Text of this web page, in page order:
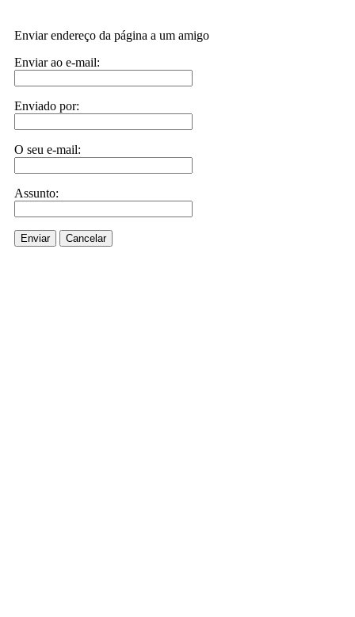
Enviar endereço da página a um amigo
Enviar ao e-mail:
Enviado por:
O seu e-mail:
Assunto:
Enviar Cancelar